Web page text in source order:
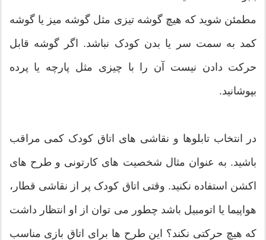
مطمئن شوید که هیچ گوشه تیزی مثل گوشه میز یا گوشه
کمد به سمت سر یا بدن کودک نباشد. اگر گوشه قابل
حرکت دادن نیست آن را با چیزی مثل پارچه یا پرده
بپوشانید.
در انتخاب تابلوها و نقاشی های اتاق کودک کمی مراقب
باشید. به عنوان مثال شخصیت های کارتونی و طرح های
اکشن استفاده نکنید. وقتی اتاق کودک پر از نقاشی قطار،
هواپیما یا اتومبیل باشد چطور می توان از او انتظار داشت
که هیچ حرکتی نکند؟ این طرح ها برای اتاق بازی مناسب